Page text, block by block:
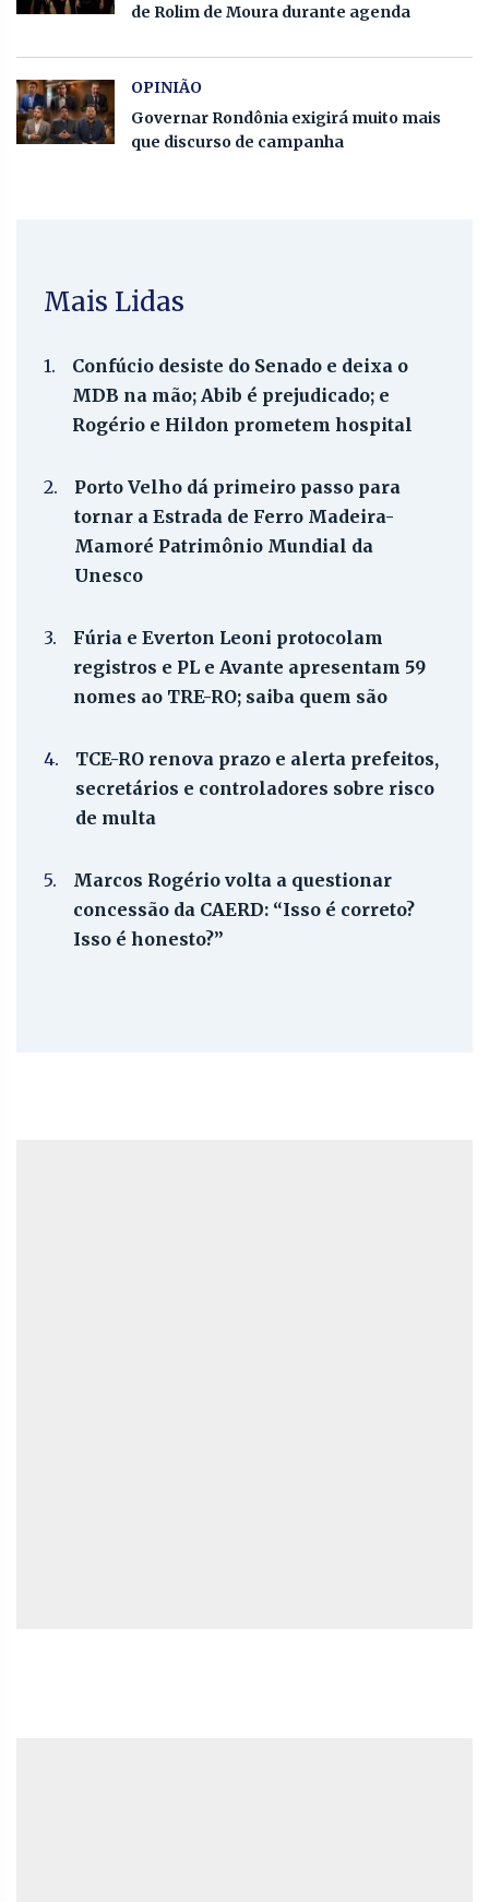
de Rolim de Moura durante agenda
OPINIÃO
Governar Rondônia exigirá muito mais
que discurso de campanha
Mais Lidas
1.
Confúcio desiste do Senado e deixa o
MDB na mão; Abib é prejudicado; e
Rogério e Hildon prometem hospital
2.
Porto Velho dá primeiro passo para
tornar a Estrada de Ferro Madeira-
Mamoré Patrimônio Mundial da
Unesco
3.
Fúria e Everton Leoni protocolam
registros e PL e Avante apresentam 59
nomes ao TRE-RO; saiba quem são
4.
TCE-RO renova prazo e alerta prefeitos,
secretários e controladores sobre risco
de multa
5.
Marcos Rogério volta a questionar
concessão da CAERD: “Isso é correto?
Isso é honesto?”